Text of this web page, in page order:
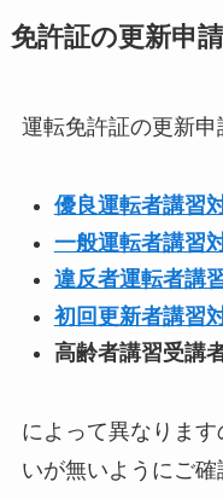
免許証の更新申
運転免許証の更新
優良運転者講習
一般運転者講習
違反者運転者講
初回更新者講習
高齢者講習受講
によって異なりま
いが無いようにご確